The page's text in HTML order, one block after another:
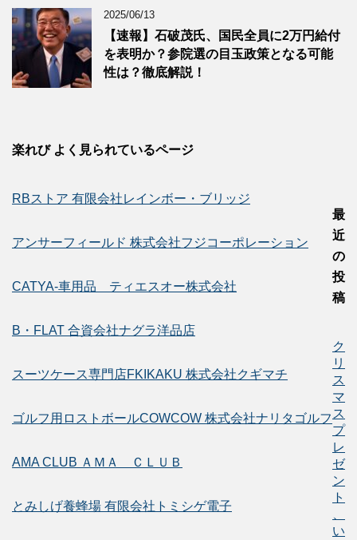
2025/06/13
【速報】石破茂氏、国民全員に2万円給付
を表明か？参院選の目玉政策となる可能
性は？徹底解説！
楽れび よく見られているページ
RBストア 有限会社レインボー・ブリッジ
アンサーフィールド 株式会社フジコーポレーション
CATYA-車用品 ティエスオー株式会社
B・FLAT 合資会社ナグラ洋品店
スーツケース専門店FKIKAKU 株式会社クギマチ
ゴルフ用ロストボールCOWCOW 株式会社ナリタゴルフ
AMA CLUB ＡＭＡ ＣＬＵＢ
とみしげ養蜂場 有限会社トミシゲ電子
最
近
の
投
稿
ク
リ
ス
マ
ス
プ
レ
ゼ
ン
ト
い